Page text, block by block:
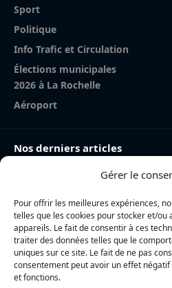
Gérer le
Pour offrir les meilleures expériences,
telles que les cookies pour stocker et/ou
appareils. Le fait de consentir à ces
traiter des données telles que le
uniques sur ce site. Le fait de ne pas
consentement peut avoir un effet
et fonctions.
Sport
Politique
Info Trafic et Circulation
Élections municipales
2026 à La Rochelle
Aéroport
Nos derniers articles
Charente-Maritime : la
Incendie à la gare de La
toiture brûlés, l’origine
Nina Métayer : « Voir mes
et mon salon de thé à l’île de Ré,
réalise »